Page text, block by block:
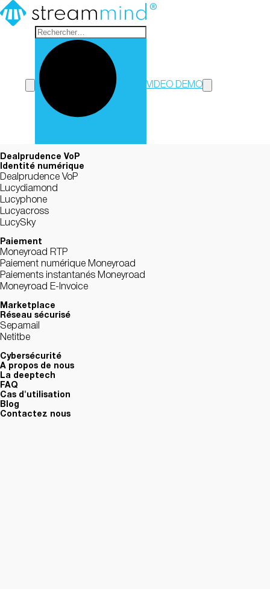
StreamMind
VIDEO DEMO
Dealprudence VoP
Identité numérique
Dealprudence VoP
Lucydiamond
Lucyphone
Lucyacross
LucySky
Paiement
Moneyroad RTP
Paiement numérique Moneyroad
Paiements instantanés Moneyroad
Moneyroad E-Invoice
Marketplace
Réseau sécurisé
Sepamail
Netitbe
Cybersécurité
A propos de nous
La deeptech
FAQ
Cas d'utilisation
Blog
Contactez nous